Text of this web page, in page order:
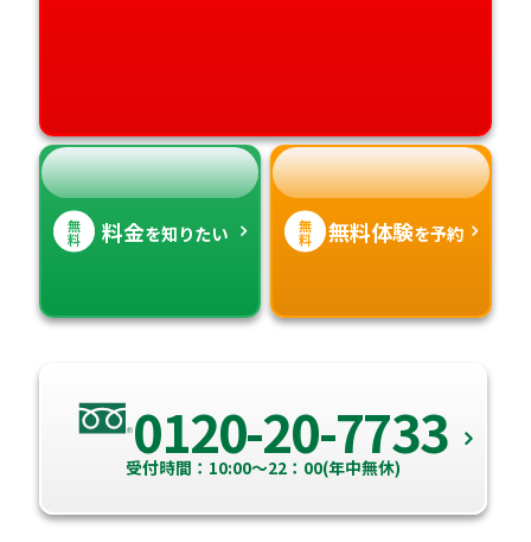
無
料 料金を知りたい 無
料 無料体験を予約
0120-20-7733
受付時間：10:00～22：00(年中無休)